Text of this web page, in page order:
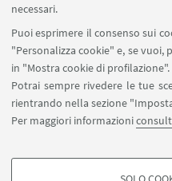
necessari.
Puoi esprimere il consenso sui
"Personalizza cookie" e, se vuoi,
in "Mostra cookie di profilazione".
Potrai sempre rivedere le tue
rientrando nella sezione
Per maggiori informazioni
Archivio piani